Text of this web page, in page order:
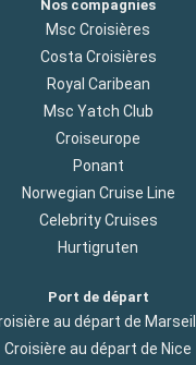
Nos compagnies
Msc Croisières
Costa Croisières
Royal Caribean
Msc Yatch Club
Croiseurope
Ponant
Norwegian Cruise Line
Celebrity Cruises
Hurtigruten
Port de départ
au départ de
Croisière au départ de Nice